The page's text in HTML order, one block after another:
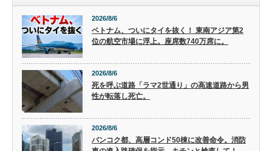
2026/8/6
ベトナム、ついにタイを抜く！ 東南アジア第2
位の航空市場に浮上。座席数740万席に。
2026/8/6
死を呼ぶ道路「ラマ2世通り」の高速道路から男
性が転落し死亡。
2026/8/6
バンコク都、高層コンド50棟に改善命令。消防